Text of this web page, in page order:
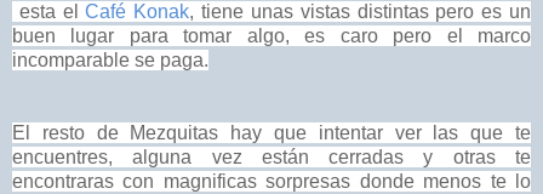
esta elCafé Konak, tiene unas vistas distintas pero es un
buen lugar para tomar algo, es caro pero el marco
incomparable se paga.
El resto de Mezquitas hay que intentar ver las que te
encuentres, alguna vez están cerradas y otras te
encontraras con magnificas sorpresas donde menos te lo